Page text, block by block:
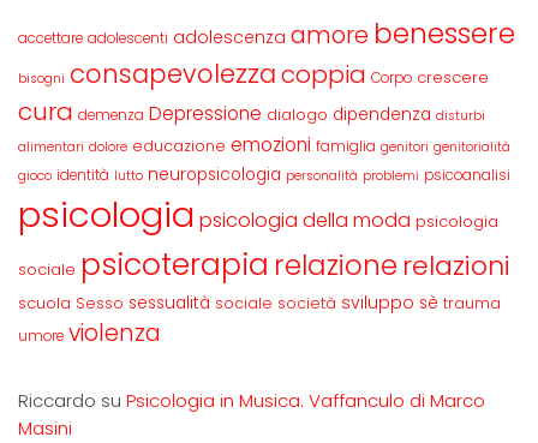
accettare adolescenti adolescenza amore benessere
bisogni consapevolezzacoppia Corpo crescere
cura demenza Depressione dialogo dipendenza disturbi
alimentari dolore educazione emozioni famiglia genitori genitorialità
gioco identità lutto neuropsicologia personalità problemi psicoanalisi
psicologia psicologia della moda psicologia
sociale psicoterapia relazione relazioni
scuola Sesso sessualità sociale società sviluppo sè trauma
umore violenza
Riccardo su Psicologia in Musica. Vaffanculo di Marco
Masini